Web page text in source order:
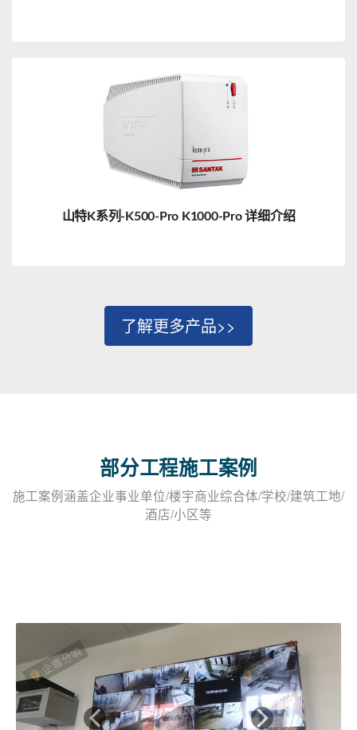
山特K系列-K500-Pro K1000-Pro 详细介绍
了解更多产品>>
部分工程施工案例
施工案例涵盖企业事业单位/楼宇商业综合体/学校/建筑工地/
酒店/小区等